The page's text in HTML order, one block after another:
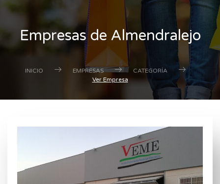
Empresas de Almendralejo
INICIO EMPRESAS
CATEGORÍA
Ver Empresa